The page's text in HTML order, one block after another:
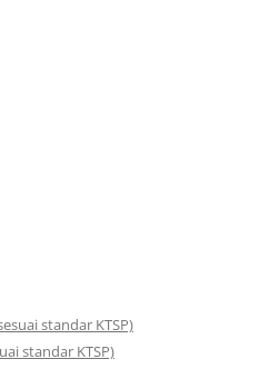
standar KTSP)
standar KTSP)